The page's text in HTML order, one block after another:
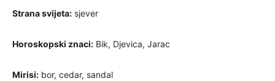
Strana svijeta: sjever
Horoskopski znaci: Bik, Djevica, Jarac
Mirisi: bor, cedar, sandal